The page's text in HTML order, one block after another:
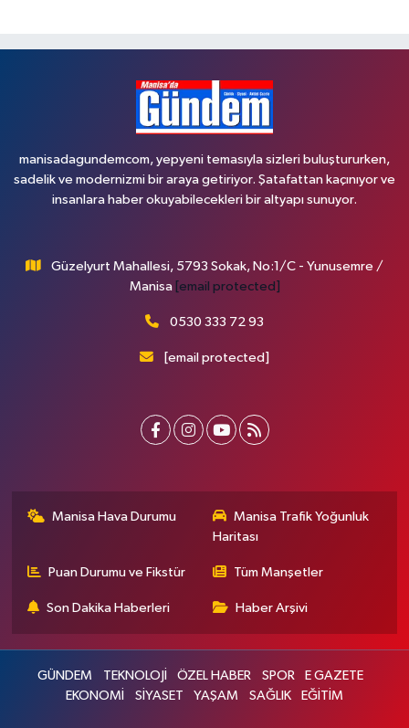
manisadagundemcom, yepyeni temasıyla sizleri buluştururken,
sadelik ve modernizmi bir araya getiriyor. Şatafattan kaçınıyor ve
insanlara haber okuyabilecekleri bir altyapı sunuyor.
Güzelyurt Mahallesi, 5793 Sokak, No:1/C - Yunusemre /
Manisa [email protected]
0530 333 72 93
[email protected]
Manisa Hava Durumu
Manisa Trafik Yoğunluk
Haritası
Puan Durumu ve Fikstür Tüm Manşetler
Son Dakika Haberleri Haber Arşivi
GÜNDEM TEKNOLOJİ ÖZEL HABER SPOR
E GAZETE
EKONOMİ
SİYASET YAŞAM SAĞLIK EĞİTİM